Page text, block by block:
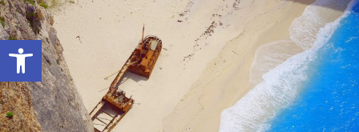
Ανοίξτε τη γραμμή εργαλείων
Skip
to
content